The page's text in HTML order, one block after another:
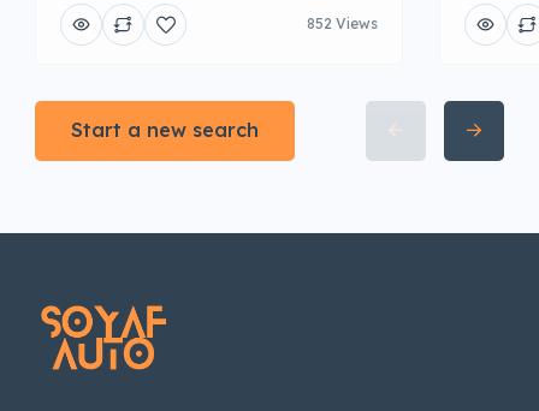
852 Views
Start a new search